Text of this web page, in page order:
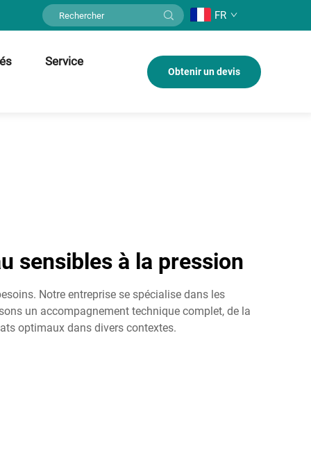
FR
Service
Obtenir un devis
sensibles à la pression
Notre entreprise se spécialise dans les
un accompagnement technique complet, de la
optimaux dans divers contextes.